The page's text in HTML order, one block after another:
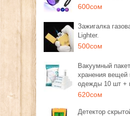
600сом
Зажигалка
Lighter.
500сом
Вакуумный
хранения вещей
одежды 10 шт +
620сом
Детектор